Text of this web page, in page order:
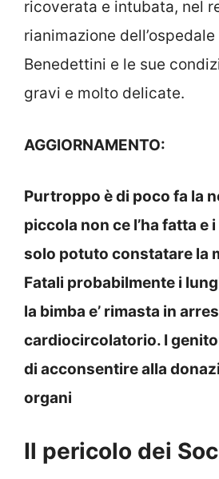
ricoverata e intubata, nel
rianimazione
Benedettini e le sue
gravi e molto delicate.
AGGIORNAMENTO:
Purtroppo è di poco fa la
piccola non ce l’ha fatta e
solo potuto constatare la
Fatali probabilmente i
la bimba e’ rimasta in
cardiocircolatorio. I
di acconsentire alla
organi
Il pericolo dei